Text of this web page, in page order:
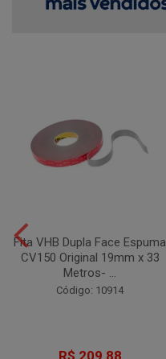
Fita VHB Dupla Face Espuma
CV150 Original 19mm x 33
Metros- ...
Código: 10914